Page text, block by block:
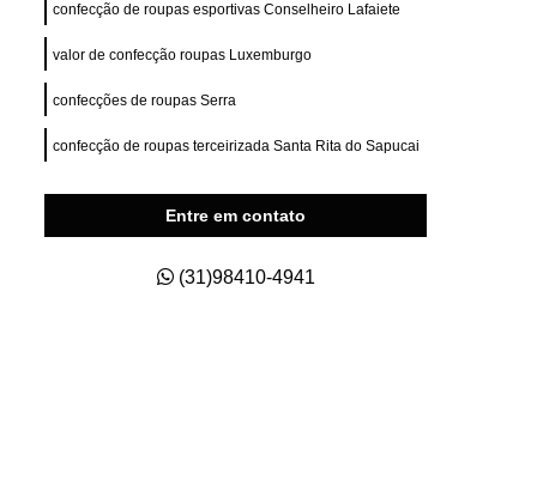
Private Label Roupas Esportivas
Private Label Roupas Fitness
Private Label Roupas Masculinas
Roupas Private Label
Estamparia Digital em Camiseta
confecção de roupas esportivas Conselheiro Lafaiete
valor de confecção roupas Luxemburgo
confecções de roupas Serra
confecção de roupas terceirizada Santa Rita do Sapucai
Entre em contato
(31)98410-4941